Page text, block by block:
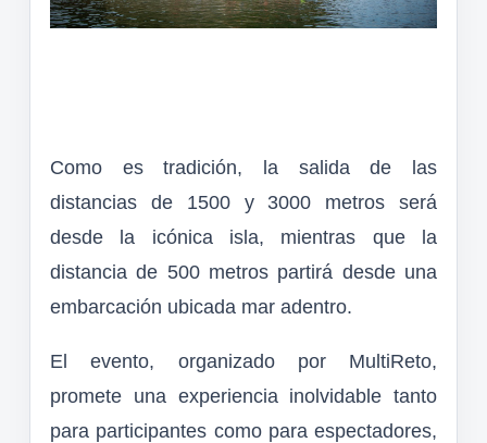
Como es tradición, la salida de las
distancias de 1500 y 3000 metros será
desde la icónica isla, mientras que la
distancia de 500 metros partirá desde una
embarcación ubicada mar adentro.
El evento, organizado por MultiReto,
promete una experiencia inolvidable tanto
para participantes como para espectadores,